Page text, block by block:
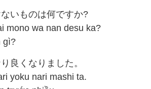
いものは何ですか?
mono wa nan desu ka?
gì?
良くなりました。
yoku nari mashi ta.